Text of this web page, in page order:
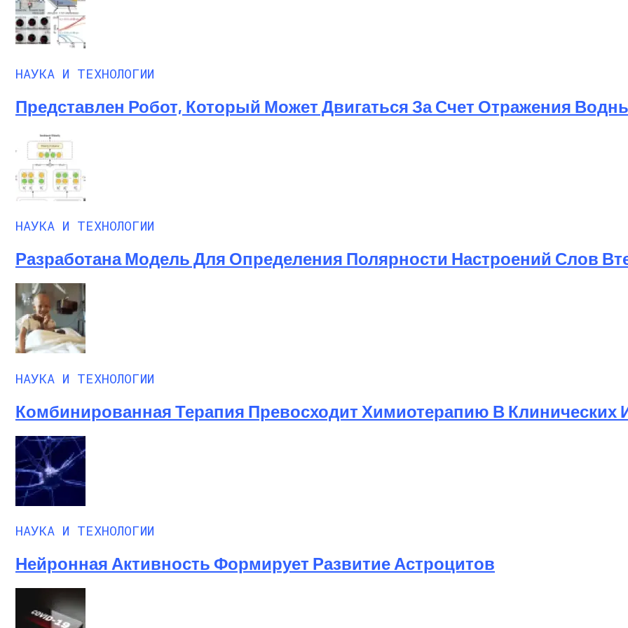
НАУКА И ТЕХНОЛОГИИ
Представлен Робот, Который Может Двигаться За Счет Отражения
НАУКА И ТЕХНОЛОГИИ
Разработана Модель Для Определения Полярности Настроений Слов
НАУКА И ТЕХНОЛОГИИ
Комбинированная Терапия Превосходит Химиотерапию В Клинических
НАУКА И ТЕХНОЛОГИИ
Нейронная Активность Формирует Развитие Астроцитов